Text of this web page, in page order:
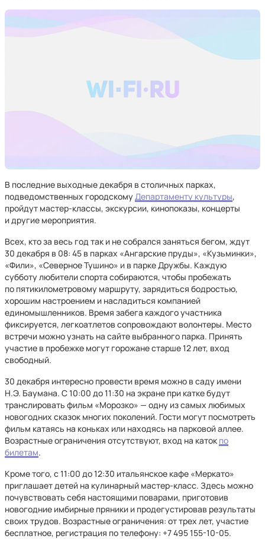
В последние выходные декабря в столичных парках,
подведомственных городскомуДепартаменту культуры,
пройдут мастер-классы, экскурсии, кинопоказы, концерты
и другие мероприятия.
Всех, кто за весь год так и не собрался заняться бегом, ждут
30 декабря в 08: 45 в парках «Ангарские пруды», «Кузьминки»,
«Фили», «Северное Тушино» и в парке Дружбы. Каждую
субботу любители спорта собираются, чтобы пробежать
по пятикилометровому маршруту, зарядиться бодростью,
хорошим настроением и насладиться компанией
единомышленников. Время забега каждого участника
фиксируется, легкоатлетов сопровождают волонтеры. Место
встречи можно узнать на сайте выбранного парка. Принять
участие в пробежке могут горожане старше 12 лет, вход
свободный.
30 декабря интересно провести время можно в саду имени
Н.Э. Баумана. С 10:00 до 11:30 на экране при катке будут
транслировать фильм «Морозко» — одну из самых любимых
новогодних сказок многих поколений. Гости могут посмотреть
фильм катаясь на коньках или находясь на парковой аллее.
Возрастные ограничения отсутствуют, вход на каток по
билетам.
Кроме того, с 11:00 до 12:30 итальянское кафе «Меркато»
приглашает детей на кулинарный мастер-класс. Здесь можно
почувствовать себя настоящими поварами, приготовив
новогодние имбирные пряники и продегустировав результаты
своих трудов. Возрастные ограничения: от трех лет, участие
бесплатное, регистрация по телефону: +7 495 155-10-05.